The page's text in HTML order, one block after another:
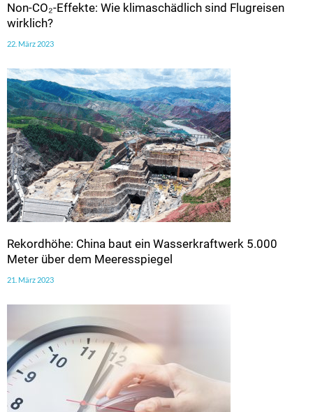
Non-CO₂-Effekte: Wie klimaschädlich sind Flugreisen
wirklich?
22. März 2023
Rekordhöhe: China baut ein Wasserkraftwerk 5.000
Meter über dem Meeresspiegel
21. März 2023